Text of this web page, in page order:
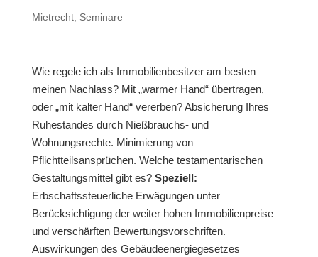
Mietrecht, Seminare
Wie regele ich als Immobilienbesitzer am besten
meinen Nachlass? Mit „warmer Hand“ übertragen,
oder „mit kalter Hand“ vererben? Absicherung Ihres
Ruhestandes durch Nießbrauchs- und
Wohnungsrechte. Minimierung von
Pflichtteilsansprüchen. Welche testamentarischen
Gestaltungsmittel gibt es? Speziell:
Erbschaftssteuerliche Erwägungen unter
Berücksichtigung der weiter hohen Immobilienpreise
und verschärften Bewertungsvorschriften.
Auswirkungen des Gebäudeenergiegesetzes